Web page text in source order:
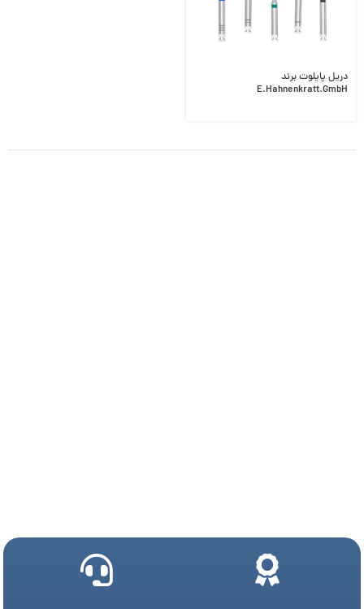
دریل پایلوت برند
E.Hahnenkratt.GmbH